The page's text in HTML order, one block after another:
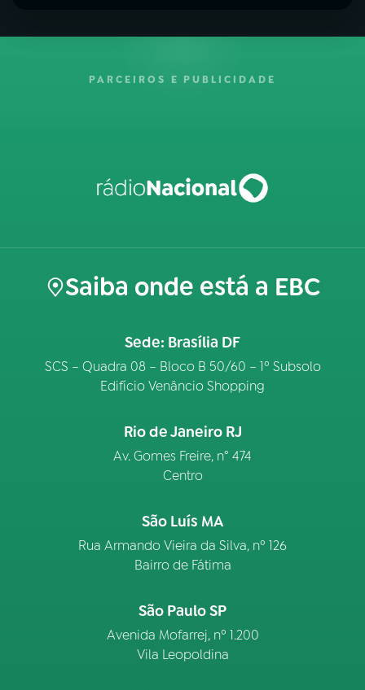
PARCEIROS E PUBLICIDADE
Saiba onde está a EBC
Sede: Brasília DF
SCS – Quadra 08 – Bloco B 50/60 – 1º Subsolo
Edifício Venâncio Shopping
Rio de Janeiro RJ
Av. Gomes Freire, n° 474
Centro
São Luís MA
Rua Armando Vieira da Silva, nº 126
Bairro de Fátima
São Paulo SP
Avenida Mofarrej, nº 1.200
Vila Leopoldina